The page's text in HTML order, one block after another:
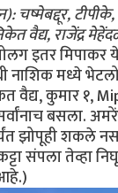
चष्मेबद्दूर,
वैद्य, राजेंद्र
इतर मिपाकर
मध्ये
कुमार १,
बसला.
झोपूही शकले
संपला